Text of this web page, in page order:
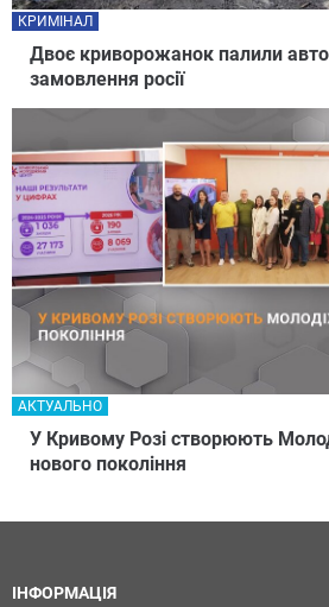
Двоє криворожанок палили
замовлення росії
КРИМІНАЛ
У Кривому Розі створюють
нового покоління
АКТУАЛЬНО
ІНФОРМАЦІЯ